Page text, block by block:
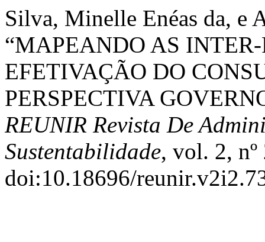
Silva, Minelle Enéas da, e
“MAPEANDO AS
EFETIVAÇÃO DO
PERSPECTIVA
REUNIR Revista De
Sustentabilidade, vol. 2,
doi:10.18696/